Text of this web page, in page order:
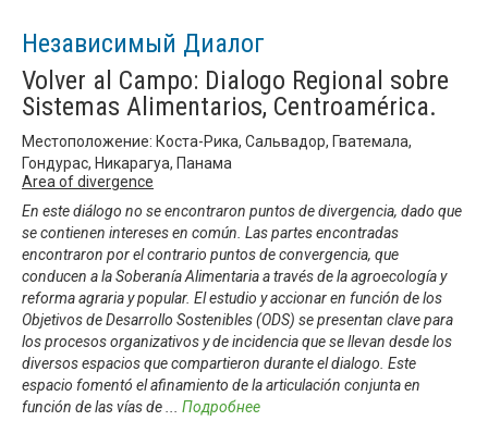
Независимый Диалог
Volver al Campo: Dialogo Regional sobre
Sistemas Alimentarios, Centroamérica.
Местоположение: Коста-Рика, Сальвадор, Гватемала,
Гондурас, Никарагуа, Панама
Area of divergence
En este diálogo no se encontraron puntos de divergencia, dado que
se contienen intereses en común. Las partes encontradas
encontraron por el contrario puntos de convergencia, que
conducen a la Soberanía Alimentaria a través de la agroecología y
reforma agraria y popular. El estudio y accionar en función de los
Objetivos de Desarrollo Sostenibles (ODS) se presentan clave para
los procesos organizativos y de incidencia que se llevan desde los
diversos espacios que compartieron durante el dialogo. Este
espacio fomentó el afinamiento de la articulación conjunta en
función de las vías de
Подробнее